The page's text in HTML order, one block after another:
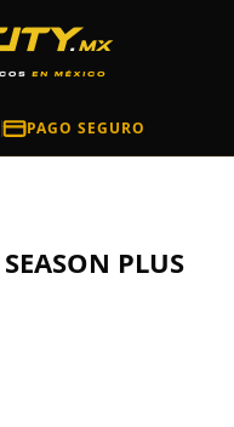
PAGO SEGURO
PLUS